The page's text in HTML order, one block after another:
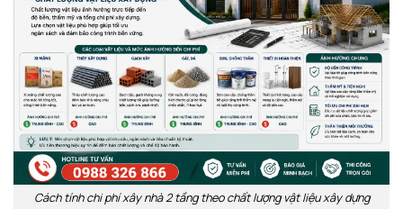
Cách tính chi phí xây nhà 2 tầng theo chất lượng vật liệu xây dựng